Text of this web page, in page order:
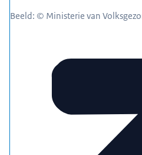
Beeld: © Ministerie van